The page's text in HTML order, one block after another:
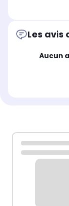
Les avis
Aucun